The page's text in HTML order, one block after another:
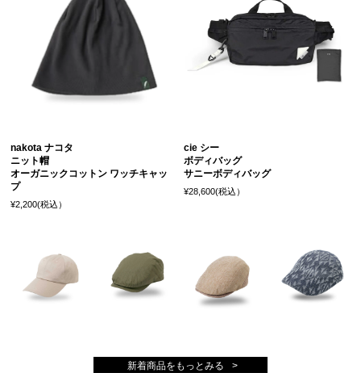
nakota ナコタ
ニット帽
オーガニックコットン ワッチキャッ
プ
¥2,200(税込）
cie シー
ボディバッグ
サニーボディバッグ
¥28,600(税込）
新着商品をもっとみる